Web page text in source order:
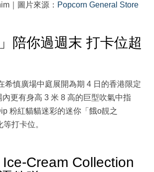
｜圖片來源： Popcorn General Store
陪你過週末 打卡位超
希慎廣場中庭展開為期 4 日的香港限定
內更有身高 3 米 8 高的巨型吹氣中指
粉紅貓貓迷彩的迷你「餓o靚之
打卡位。
Cream Collection